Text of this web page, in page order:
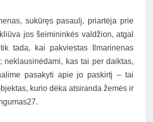
sukūręs pasaulį, priartėja prie
jos šeimininkės valdžion, atgal
tada, kai pakviestas Ilmarinenas
neklausinėdami, kas tai per daiktas,
pasakyti apie jo paskirtį – tai
kurio dėka atsiranda žemės ir